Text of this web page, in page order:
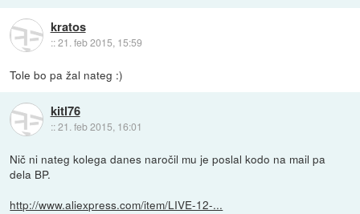
kratos
::21. feb 2015, 15:59
Tole bo pa žal nateg :)
kitl76
::21. feb 2015, 16:01
Nič ni nateg kolega danes naročil mu je poslal kodo na mail pa
dela BP.
http://www.aliexpress.com/item/LIVE-12-...